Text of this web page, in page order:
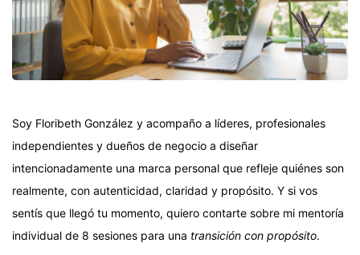
Soy Floribeth González y acompaño a líderes, profesionales
independientes y dueños de negocio a diseñar
intencionadamente una marca personal que refleje quiénes son
realmente, con autenticidad, claridad y propósito. Y si vos
sentís que llegó tu momento, quiero contarte sobre mi mentoría
individual de 8 sesiones para una transición con propósito.